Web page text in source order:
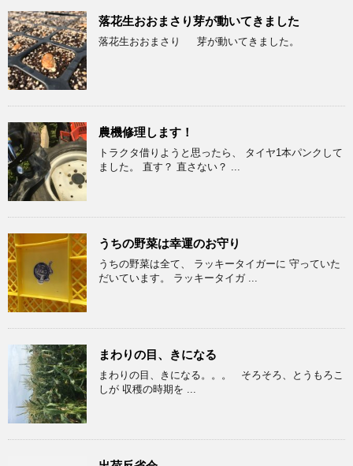
落花生おおまさり芽が動いてきました
落花生おおまさり 芽が動いてきました。
農機修理します！
トラクタ借りようと思ったら、 タイヤ1本パンクして
ました。 直す？ 直さない？ ...
うちの野菜は幸運のお守り
うちの野菜は全て、 ラッキータイガーに 守っていた
だいています。 ラッキータイガ ...
まわりの目、きになる
まわりの目、きになる。。。 そろそろ、とうもろこ
しが 収穫の時期を ...